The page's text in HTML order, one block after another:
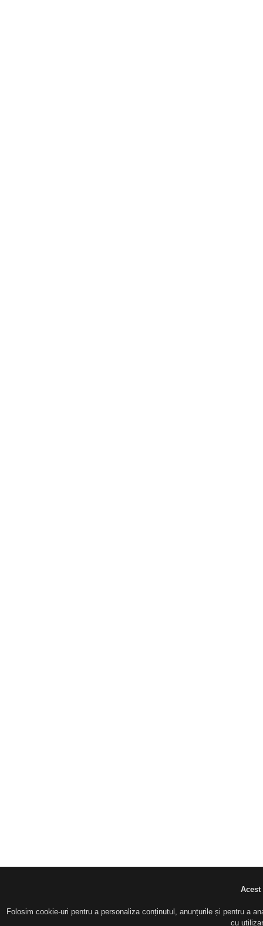
Folosim cookie-uri pentru a personaliza conținutul, anunțurile și pentru a
cu